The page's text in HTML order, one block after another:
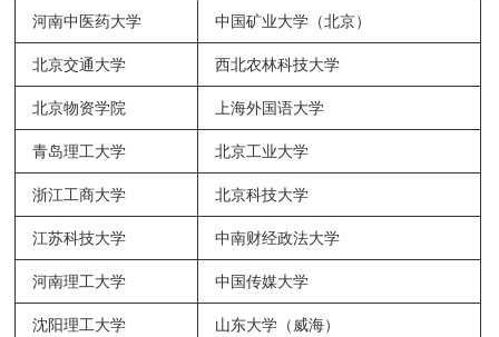
河南中医药大学 中国矿业大学（北京）
北京交通大学 西北农林科技大学
北京物资学院 上海外国语大学
青岛理工大学 北京工业大学
浙江工商大学 北京科技大学
江苏科技大学 中南财经政法大学
河南理工大学 中国传媒大学
沈阳理工大学 山东大学（威海）